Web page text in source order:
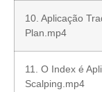
10. Aplicação
Plan.mp4
11. O Index é
Scalping.mp4